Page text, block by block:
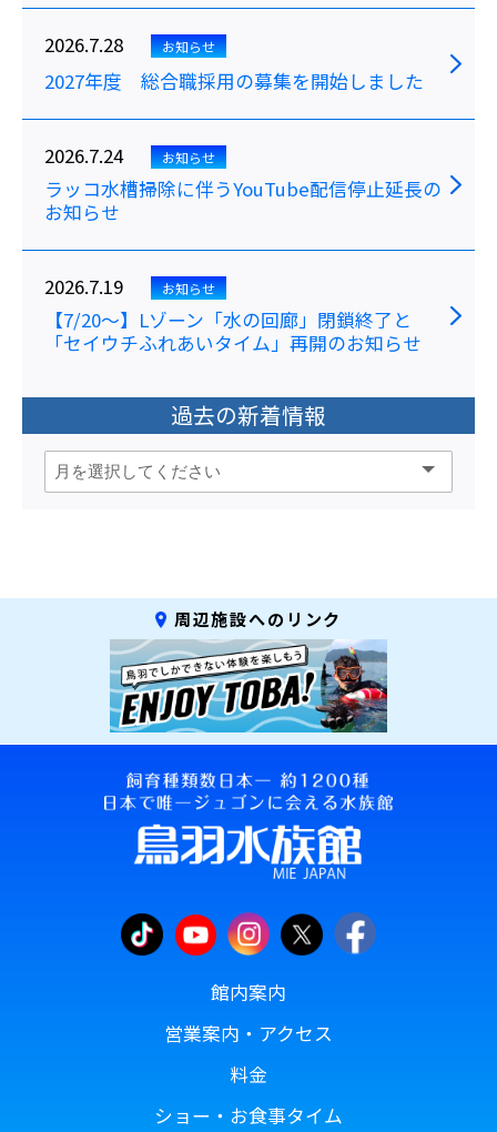
2026.7.28 お知らせ
2027年度 総合職採用の募集を開始しました
2026.7.24 お知らせ
ラッコ水槽掃除に伴うYouTube配信停止延長の
お知らせ
2026.7.19 お知らせ
【7/20～】Lゾーン「水の回廊」閉鎖終了と
「セイウチふれあいタイム」再開のお知らせ
過去の新着情報
周辺施設へのリンク
館内案内
営業案内・アクセス
料金
ショー・お食事タイム